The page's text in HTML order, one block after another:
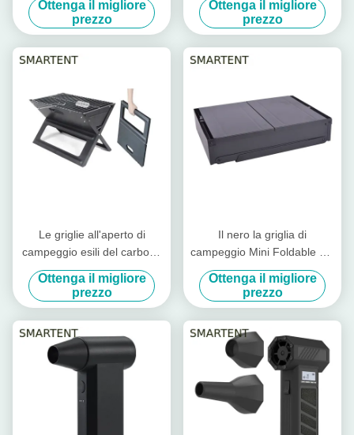
EN1860 del barbecue
Ottenga il migliore
prezzo
Camping Accessories
59.5X34.5cm
Ottenga il migliore
prezzo
Le griglie all'aperto di
campeggio esili del carbone
portatile l'acciaio al cromo
45X30X30cm pieghevoli
Ottenga il migliore
prezzo
Il nero la griglia di
campeggio Mini Foldable del
barbecue del carbone di
acciaio al cromo
86X33.5X43cm
Ottenga il migliore
prezzo